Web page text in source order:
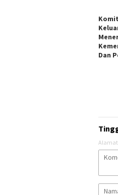
Dan